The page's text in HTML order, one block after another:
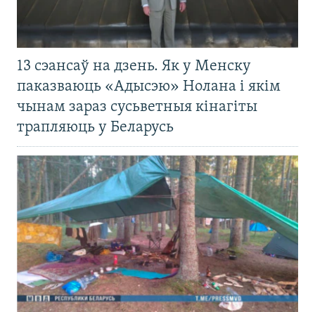
13 сэансаў на дзень. Як у Менску
паказваюць «Адысэю» Нолана і якім
чынам зараз сусьветныя кінагіты
трапляюць у Беларусь